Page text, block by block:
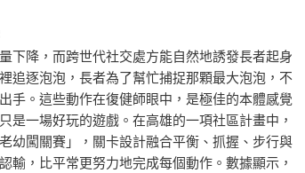
下降，而跨世代社交處方能自然地誘發長者起身
追逐泡泡，長者為了幫忙捕捉那顆最大泡泡，不
手。這些動作在復健師眼中，是極佳的本體感覺
是一場好玩的遊戲。在高雄的一項社區計畫中，
幼闖關賽」，關卡設計融合平衡、抓握、步行與
輸，比平常更努力地完成每個動作。數據顯示，